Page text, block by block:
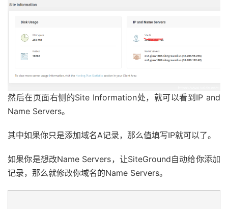
然后在页面右侧的Site Information处，就可以看到IP and
Name Servers。
其中如果你只是添加域名A记录，那么值填写IP就可以了。
如果你是想改Name Servers，让SiteGround自动给你添加
记录，那么就修改你域名的Name Servers。